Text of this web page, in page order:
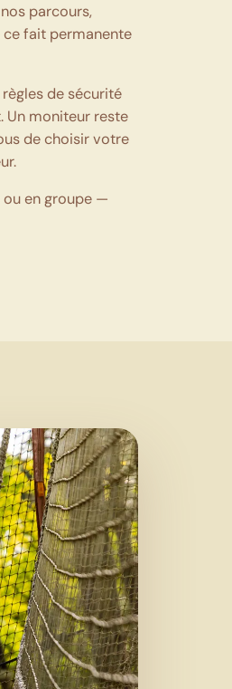
parcours,
fait permanente
de sécurité
Un moniteur reste
de choisir votre
en groupe —